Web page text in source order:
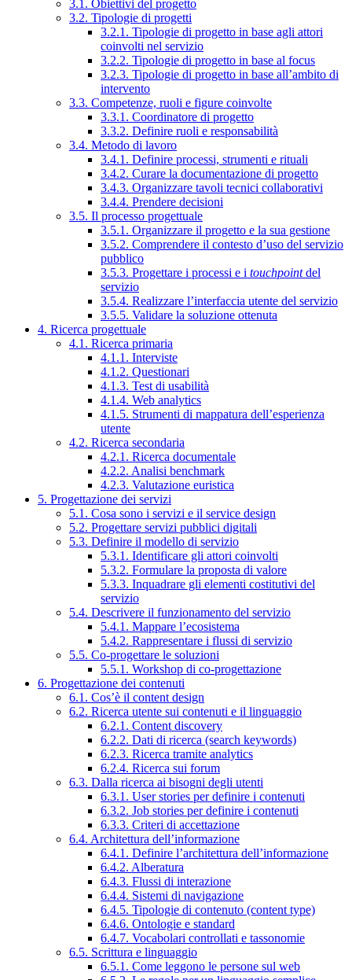
3.1. Obiettivi del progetto
3.2. Tipologie di progetti
3.2.1. Tipologie di progetto in base agli attori
coinvolti nel servizio
3.2.2. Tipologie di progetto in base al focus
3.2.3. Tipologie di progetto in base all’ambito di
intervento
3.3. Competenze, ruoli e figure coinvolte
3.3.1. Coordinatore di progetto
3.3.2. Definire ruoli e responsabilità
3.4. Metodo di lavoro
3.4.1. Definire processi, strumenti e rituali
3.4.2. Curare la documentazione di progetto
3.4.3. Organizzare tavoli tecnici collaborativi
3.4.4. Prendere decisioni
3.5. Il processo progettuale
3.5.1. Organizzare il progetto e la sua gestione
3.5.2. Comprendere il contesto d’uso del servizio
pubblico
3.5.3. Progettare i processi e i touchpointdel
servizio
3.5.4. Realizzare l’interfaccia utente del servizio
3.5.5. Validare la soluzione ottenuta
4. Ricerca progettuale
4.1. Ricerca primaria
4.1.1. Interviste
4.1.2. Questionari
4.1.3. Test di usabilità
4.1.4. Web analytics
4.1.5. Strumenti di mappatura dell’esperienza
utente
4.2. Ricerca secondaria
4.2.1. Ricerca documentale
4.2.2. Analisi benchmark
4.2.3. Valutazione euristica
5. Progettazione dei servizi
5.1. Cosa sono i servizi e il service design
5.2. Progettare servizi pubblici digitali
5.3. Definire il modello di servizio
5.3.1. Identificare gli attori coinvolti
5.3.2. Formulare la proposta di valore
5.3.3. Inquadrare gli elementi costitutivi del
servizio
5.4. Descrivere il funzionamento del servizio
5.4.1. Mappare l’ecosistema
5.4.2. Rappresentare i flussi di servizio
5.5. Co-progettare le soluzioni
5.5.1. Workshop di co-progettazione
6. Progettazione dei contenuti
6.1. Cos’è il content design
6.2. Ricerca utente sui contenuti e il linguaggio
6.2.1. Content discovery
6.2.2. Dati di ricerca (search keywords)
6.2.3. Ricerca tramite analytics
6.2.4. Ricerca sui forum
6.3. Dalla ricerca ai bisogni degli utenti
6.3.1. User stories per definire i contenuti
6.3.2. Job stories per definire i contenuti
6.3.3. Criteri di accettazione
6.4. Architettura dell’informazione
6.4.1. Definire l’architettura dell’informazione
6.4.2. Alberatura
6.4.3. Flussi di interazione
6.4.4. Sistemi di navigazione
6.4.5. Tipologie di contenuto (content type)
6.4.6. Ontologie e standard
6.4.7. Vocabolari controllati e tassonomie
6.5. Scrittura e linguaggio
6.5.1. Come leggono le persone sul web